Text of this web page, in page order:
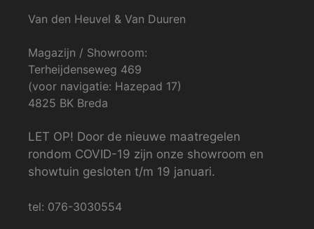
Van den Heuvel & Van Duuren
Magazijn / Showroom:
Terheijdenseweg 469
(voor navigatie: Hazepad 17)
4825 BK Breda
LET OP! Door de nieuwe maatregelen
rondom COVID-19 zijn onze showroom en
showtuin gesloten t/m 19 januari.
tel: 076-3030554